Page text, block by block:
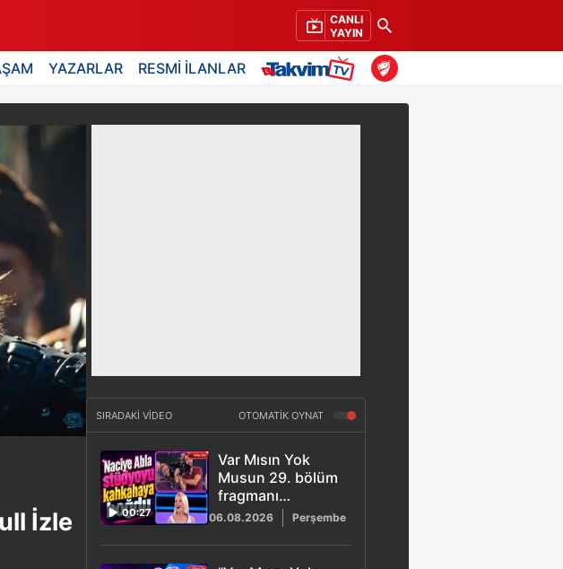
CANLI
YAYIN
YAZARLAR RESMİ İLANLAR
İzle
SIRADAKİ VİDEO OTOMATİK OYNAT
00:27
Var Mısın Yok
Musun 29. bölüm
fragmanı
yayınlandı! Naciye
Abla stüdyoyu
kahkahaya boğdu
06.08.2026 Perşembe